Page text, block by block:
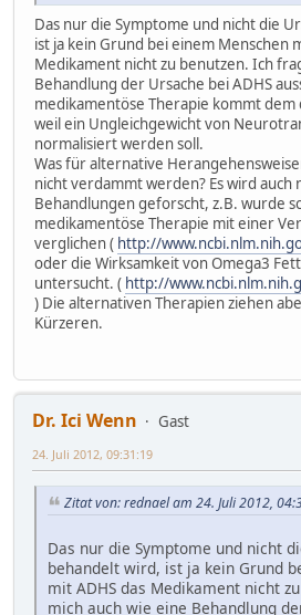
Das nur die Symptome und nicht die
ist ja kein Grund bei einem Menschen
Medikament nicht zu benutzen. Ich
Behandlung der Ursache bei ADHS
medikamentöse Therapie kommt dem
weil ein Ungleichgewicht von
normalisiert werden soll.
Was für alternative
nicht verdammt werden? Es wird auch
Behandlungen geforscht, z.B. wurde
medikamentöse Therapie mit einer
verglichen ( http://
oder die Wirksamkeit von Omega3
untersucht. ( http://
) Die alternativen Therapien ziehen
Kürzeren.
Dr. Ici Wenn
Gast
24. Juli 2012, 09:31:19
Zitat von: rednael am 24. Juli 2012,
Das nur die Symptome und nicht
behandelt wird, ist ja kein Grund
mit ADHS das Medikament nicht
mich auch wie eine Behandlung